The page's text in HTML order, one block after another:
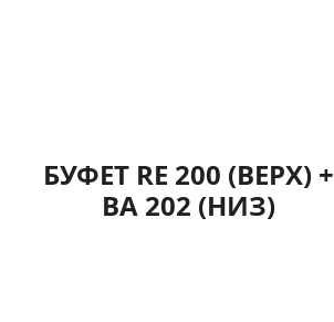
БУФЕТ RE 200 (ВЕРХ) +
BA 202 (НИЗ)